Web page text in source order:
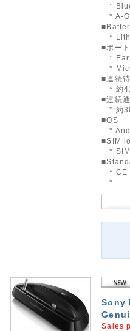
*
* A-
*
■ポート
* Ear
*
■連続
* 約
■連続
* 約
■OS
*
■SIM
* SIM
* CE
*
Sony
Sales